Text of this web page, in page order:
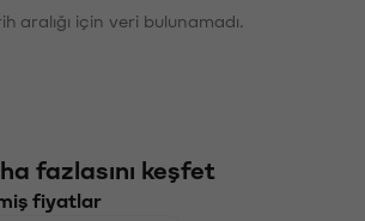
aralığı için veri bulunamadı.
fazlasını keşfet
fiyatlar